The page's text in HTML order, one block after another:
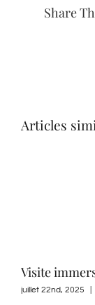
Share
Articles
Visite
juillet 22nd, 2025